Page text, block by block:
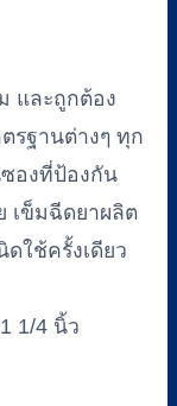
และถูกต้อง
รฐานต่างๆ ทุก
องที่ป้องกัน
เข็มฉีดยาผลิต
ใช้ครั้งเดียว
1/4 นิ้ว